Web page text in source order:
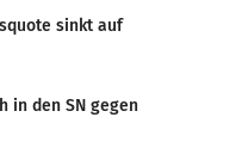
sinkt auf
in den SN gegen